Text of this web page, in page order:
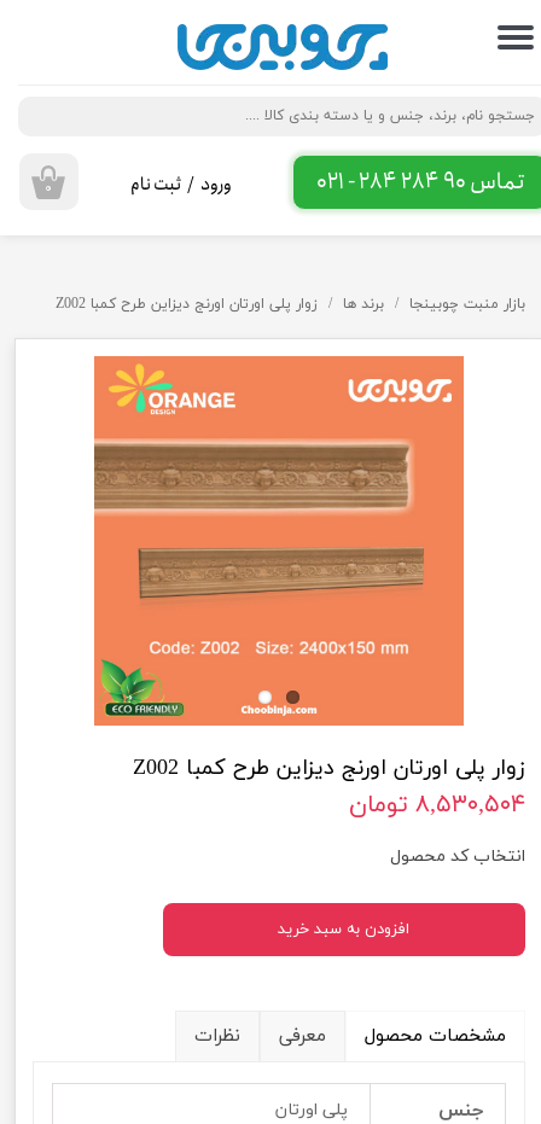
تماس 90 284 284 - 021 ۰ ورود / ثبت نام
حساب کاربری من
تغییر گذر واژه
سفارشات
خروج از حساب کاربری
بازار منبت چوبینجا برند ها زوار پلی اورتان اورنج دیزاین طرح کمبا Z002
زوار پلی اورتان اورنج دیزاین طرح کمبا Z002
۸,۵۳۰,۵۰۴ تومان
انتخاب کد محصول
افزودن به سبد خرید
مشخصات محصول معرفی نظرات
جنس پلی اورتان